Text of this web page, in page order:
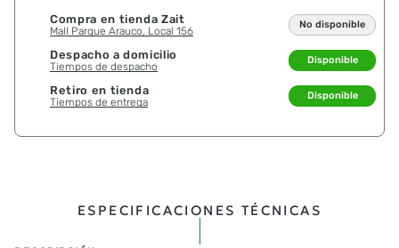
Compra en tienda Zait
Mall Parque Arauco, Local 156
No disponible
Despacho a domicilio
Tiempos de despacho
Disponible
Retiro en tienda
Tiempos de entrega
Disponible
ESPECIFICACIONES TÉCNICAS